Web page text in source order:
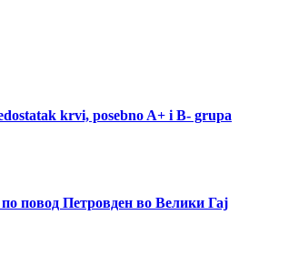
krvi, posebno A+ i B- grupa
повод Петровден во Велики Гај